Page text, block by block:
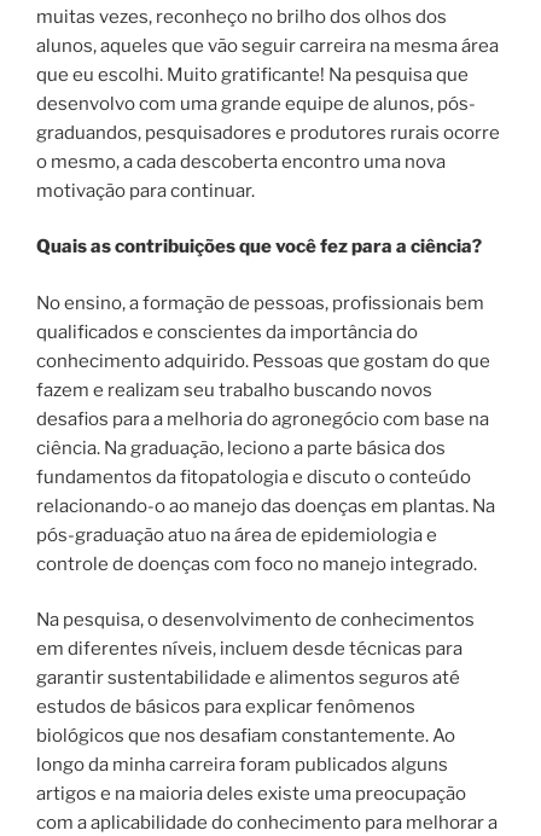
muitas vezes, reconheço no brilho dos olhos dos
alunos, aqueles que vão seguir carreira na mesma área
que eu escolhi. Muito gratificante! Na pesquisa que
desenvolvo com uma grande equipe de alunos, pós-
graduandos, pesquisadores e produtores rurais ocorre
o mesmo, a cada descoberta encontro uma nova
motivação para continuar.
Quais as contribuições que você fez para a ciência?
No ensino, a formação de pessoas, profissionais bem
qualificados e conscientes da importância do
conhecimento adquirido. Pessoas que gostam do que
fazem e realizam seu trabalho buscando novos
desafios para a melhoria do agronegócio com base na
ciência. Na graduação, leciono a parte básica dos
fundamentos da fitopatologia e discuto o conteúdo
relacionando-o ao manejo das doenças em plantas. Na
pós-graduação atuo na área de epidemiologia e
controle de doenças com foco no manejo integrado.
Na pesquisa, o desenvolvimento de conhecimentos
em diferentes níveis, incluem desde técnicas para
garantir sustentabilidade e alimentos seguros até
estudos de básicos para explicar fenômenos
biológicos que nos desafiam constantemente. Ao
longo da minha carreira foram publicados alguns
artigos e na maioria deles existe uma preocupação
com a aplicabilidade do conhecimento para melhorar a